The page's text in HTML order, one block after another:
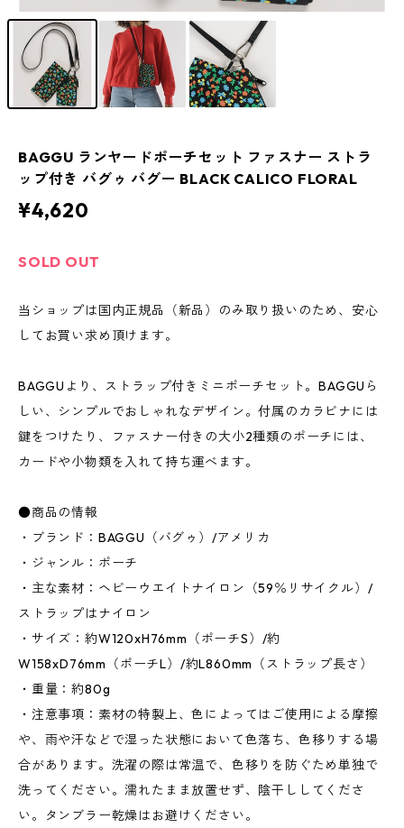
BAGGU ランヤードポーチセット ファスナー ストラ
ップ付き バグゥ バグー BLACK CALICO FLORAL
¥4,620
SOLD OUT
当ショップは国内正規品（新品）のみ取り扱いのため、安心
してお買い求め頂けます。
BAGGUより、ストラップ付きミニポーチセット。BAGGUら
しい、シンプルでおしゃれなデザイン。付属のカラビナには
鍵をつけたり、ファスナー付きの大小2種類のポーチには、
カードや小物類を入れて持ち運べます。
●商品の情報
・ブランド：BAGGU（バグゥ）/アメリカ
・ジャンル：ポーチ
・主な素材：ヘビーウエイトナイロン（59％リサイクル）/
ストラップはナイロン
・サイズ：約W120xH76mm（ポーチS）/約
W158xD76mm（ポーチL）/約L860mm（ストラップ長さ）
・重量：約80g
・注意事項：素材の特製上、色によってはご使用による摩擦
や、雨や汗などで湿った状態において色落ち、色移りする場
合があります。洗濯の際は常温で、色移りを防ぐため単独で
洗ってください。濡れたまま放置せず、陰干ししてくださ
い。タンブラー乾燥はお避けください。